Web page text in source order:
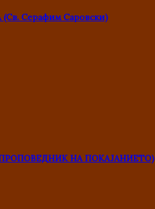
Серафим Саровски)
НА ПОКАЈАНИЕТО)